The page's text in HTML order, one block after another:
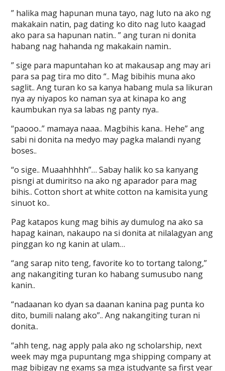
” halika mag hapunan muna tayo, nag luto na ako ng
makakain natin, pag dating ko dito nag luto kaagad
ako para sa hapunan natin.. ” ang turan ni donita
habang nag hahanda ng makakain namin..
” sige para mapuntahan ko at makausap ang may ari
para sa pag tira mo dito “.. Mag bibihis muna ako
saglit.. Ang turan ko sa kanya habang mula sa likuran
nya ay niyapos ko naman sya at kinapa ko ang
kaumbukan nya sa labas ng panty nya..
“paooo..” mamaya naaa.. Magbihis kana.. Hehe” ang
sabi ni donita na medyo may pagka malandi nyang
boses..
“o sige.. Muaahhhhh”… Sabay halik ko sa kanyang
pisngi at dumiritso na ako ng aparador para mag
bihis.. Cotton short at white cotton na kamisita yung
sinuot ko..
Pag katapos kung mag bihis ay dumulog na ako sa
hapag kainan, nakaupo na si donita at nilalagyan ang
pinggan ko ng kanin at ulam…
“ang sarap nito teng, favorite ko to tortang talong,”
ang nakangiting turan ko habang sumusubo nang
kanin..
“nadaanan ko dyan sa daanan kanina pag punta ko
dito, bumili nalang ako”.. Ang nakangiting turan ni
donita..
“ahh teng, nag apply pala ako ng scholarship, next
week may mga pupuntang mga shipping company at
mag bibigay ng exams sa mga istudyante sa first year